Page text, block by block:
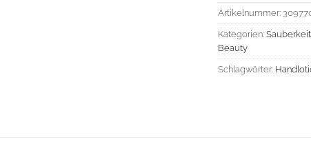
Artikelnummer:
Kategorien: Sauberkeit
Beauty
Schlagwörter: